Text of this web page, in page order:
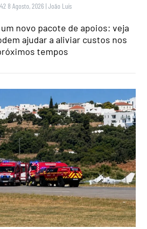
8 Agosto, 2026 |João Luís
novo pacote de apoios: veja
ajudar a aliviar custos nos
tempos